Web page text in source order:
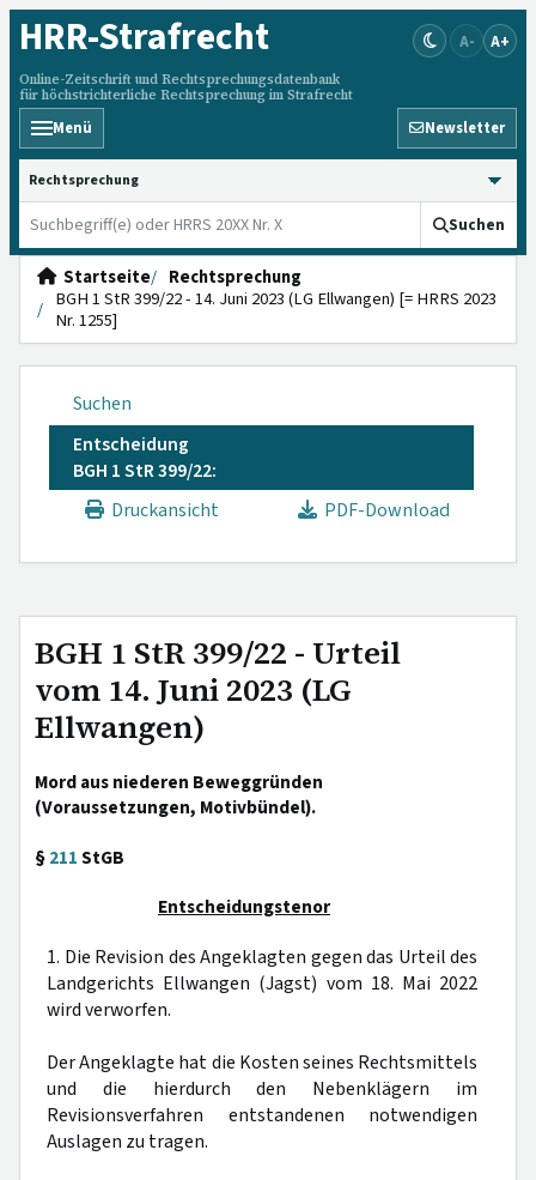
HRR-Strafrecht
Online-Zeitschrift und Rechtsprechungsdatenbank
für höchstrichterliche Rechtsprechung im Strafrecht
A- A+
Menü Newsletter
HRRS durchsuchen
Suchen
Startseite
Rechtsprechung
BGH 1 StR 399/22 - 14. Juni 2023 (LG Ellwangen) [= HRRS 2023
Nr. 1255]
Suchen
Entscheidung
BGH 1 StR 399/22:
Druckansicht
PDF-Download
BGH 1 StR 399/22 - Urteil
vom 14. Juni 2023 (LG
Ellwangen)
Mord aus niederen Beweggründen
(Voraussetzungen, Motivbündel).
§211StGB
Entscheidungstenor
1. Die Revision des Angeklagten gegen das Urteil des
Landgerichts Ellwangen (Jagst) vom 18. Mai 2022
wird verworfen.
Der Angeklagte hat die Kosten seines Rechtsmittels
und die hierdurch den Nebenklägern im
Revisionsverfahren entstandenen notwendigen
Auslagen zu tragen.